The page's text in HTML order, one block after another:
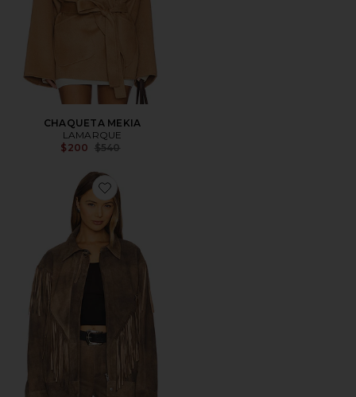
CHAQUETA MEKIA
LAMARQUE
$200 Previous price:
$540
Favorite CHAQUETA ARIZONA